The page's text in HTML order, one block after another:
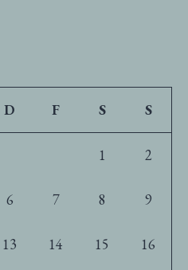
D F S S
1 2
6 7 8 9
13 14 15 16